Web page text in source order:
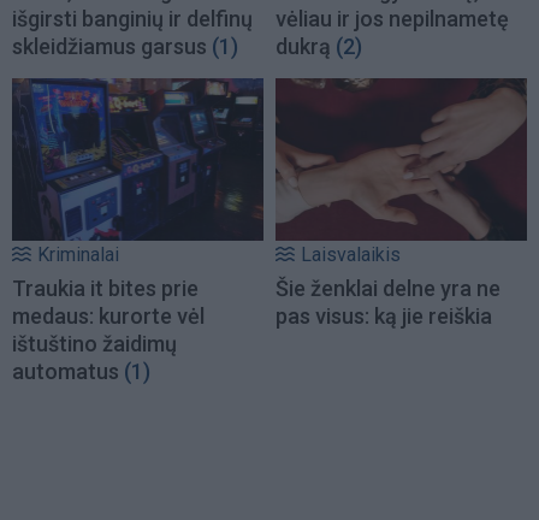
išgirsti banginių ir delfinų
skleidžiamus garsus (1)
vėliau ir jos nepilnametę
dukrą (2)
Kriminalai
Traukia it bites prie
medaus: kurorte vėl
ištuštino žaidimų
automatus (1)
Laisvalaikis
Šie ženklai delne yra ne
pas visus: ką jie reiškia